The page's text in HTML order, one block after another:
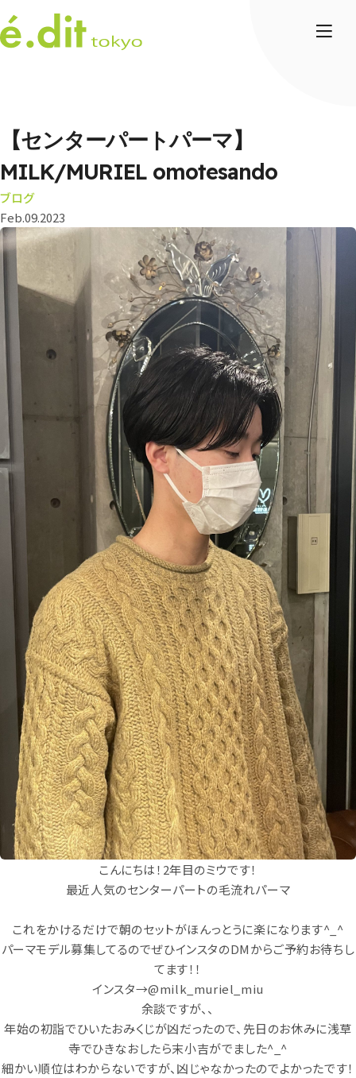
【センターパートパーマ】
MILK/MURIEL omotesando
ブログ
Feb.09.2023
こんにちは！2年目のミウです！
最近人気のセンターパートの毛流れパーマ
これをかけるだけで朝のセットがほんっとうに楽になります^_^
パーマモデル募集してるのでぜひインスタのDMからご予約お待ちし
てます！！
インスタ→@milk_muriel_miu
余談ですが、、
年始の初詣でひいたおみくじが凶だったので、先日のお休みに浅草
寺でひきなおしたら末小吉がでました^_^
細かい順位はわからないですが、凶じゃなかったのでよかったです！